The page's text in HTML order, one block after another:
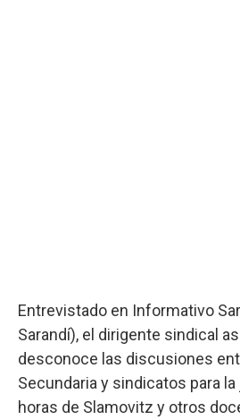
Entrevistado en Informativo
Sarandí), el dirigente sindical
desconoce las discusiones
Secundaria y sindicatos para
horas de Slamovitz y otros